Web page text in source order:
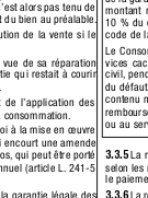
alors pas tenu de
bien au préalable.
de la vente si le
vue de sa réparation
qui restait à courir
l’application des
à la mise en œuvre
encourt une amende
qui peut être porté
(article L. 241-5
garantie légale des
montant
10 % du
code de
Le
vices
civil,
du défaut.
contenu
ou au
3.3.5 La
selon les
le
3.3.6 La